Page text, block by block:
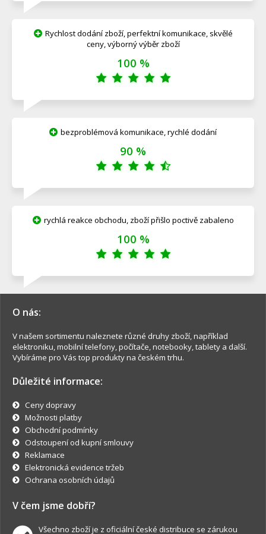
Rychlost dodání zboží, perfektní komunikace, skvělé
ceny, výborný výběr zboží
100 %
bezproblémová komunikace, rychlé dodání
90 %
rychlá reakce obchodu, zboží přišlo poctivě zabaleno
100 %
O nás:
V našem sortimentu naleznete různé druhy zboží, například
elektroniku, mobilní telefony, počítače, notebooky, tablety a další.
Vybíráme pro Vás top produkty na českém trhu.
Důležité informace:
Ceny dopravy
Možnosti platby
Obchodní podmínky
Odstoupení od kupní smlouvy
Reklamace
Elektronická evidence tržeb
Ochrana osobních údajů
V čem jsme dobří?
Všechno zboží je z oficiální české distribuce se zárukou